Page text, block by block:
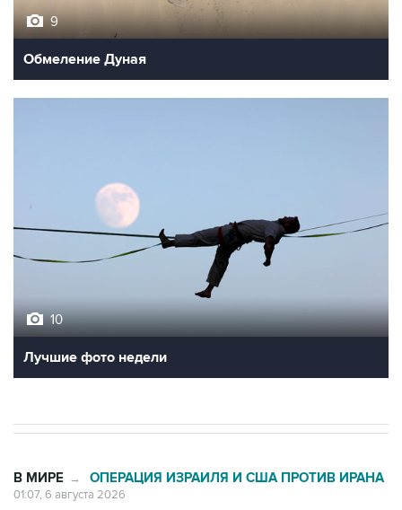
9
Обмеление Дуная
10
Лучшие фото недели
В МИРЕ → ОПЕРАЦИЯ ИЗРАИЛЯ И США ПРОТИВ ИРАНА
01:07, 6 августа 2026